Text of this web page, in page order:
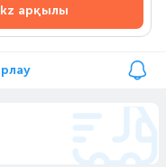
арқылы